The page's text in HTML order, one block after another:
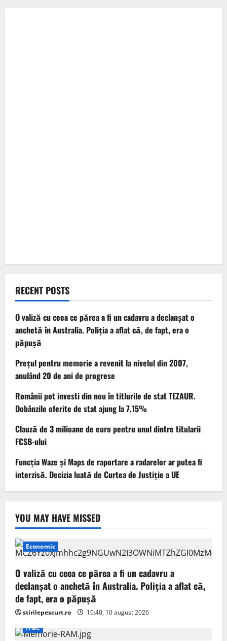
RECENT POSTS
O valiză cu ceea ce părea a fi un cadavru a declanșat o
anchetă în Australia. Poliția a aflat că, de fapt, era o
păpușă
Prețul pentru memorie a revenit la nivelul din 2007,
anulând 20 de ani de progrese
Românii pot investi din nou în titlurile de stat TEZAUR.
Dobânzile oferite de stat ajung la 7,15%
Clauză de 3 milioane de euro pentru unul dintre titularii
FCSB-ului
Funcția Waze și Maps de raportare a radarelor ar putea fi
interzisă. Decizia luată de Curtea de Justiție a UE
YOU MAY HAVE MISSED
Economic
O valiză cu ceea ce părea a fi un cadavru a
declanșat o anchetă în Australia. Poliția a aflat că,
de fapt, era o păpușă
stirilepescurt.ro
10:40, 10 august 2026
IT&C